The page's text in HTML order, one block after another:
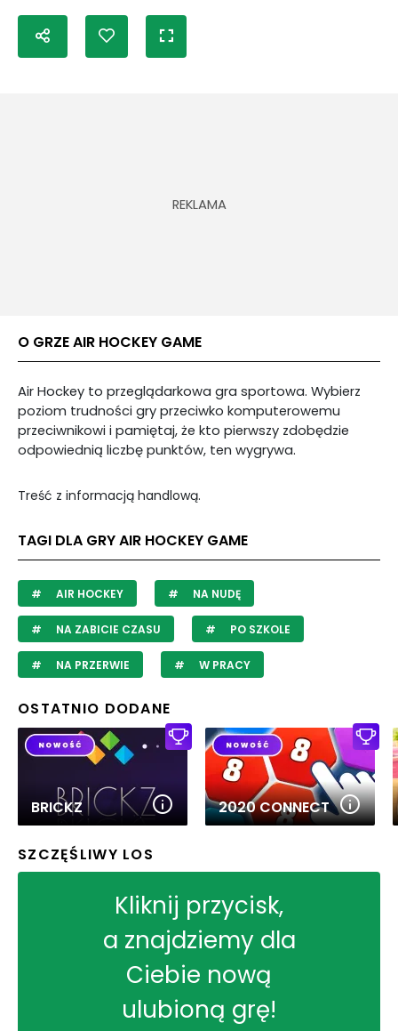
O GRZE AIR HOCKEY GAME
Air Hockey to przeglądarkowa gra sportowa. Wybierz
poziom trudności gry przeciwko komputerowemu
przeciwnikowi i pamiętaj, że kto pierwszy zdobędzie
odpowiednią liczbę punktów, ten wygrywa.
Treść z informacją handlową.
TAGI DLA GRY AIR HOCKEY GAME
AIR HOCKEY NA NUDĘ
NA ZABICIE CZASU PO SZKOLE
NA PRZERWIE W PRACY
OSTATNIO DODANE
BRICKZ 2020 CONNECT
SZCZĘŚLIWY LOS
Kliknij przycisk,
a znajdziemy dla
Ciebie nową
ulubioną grę!